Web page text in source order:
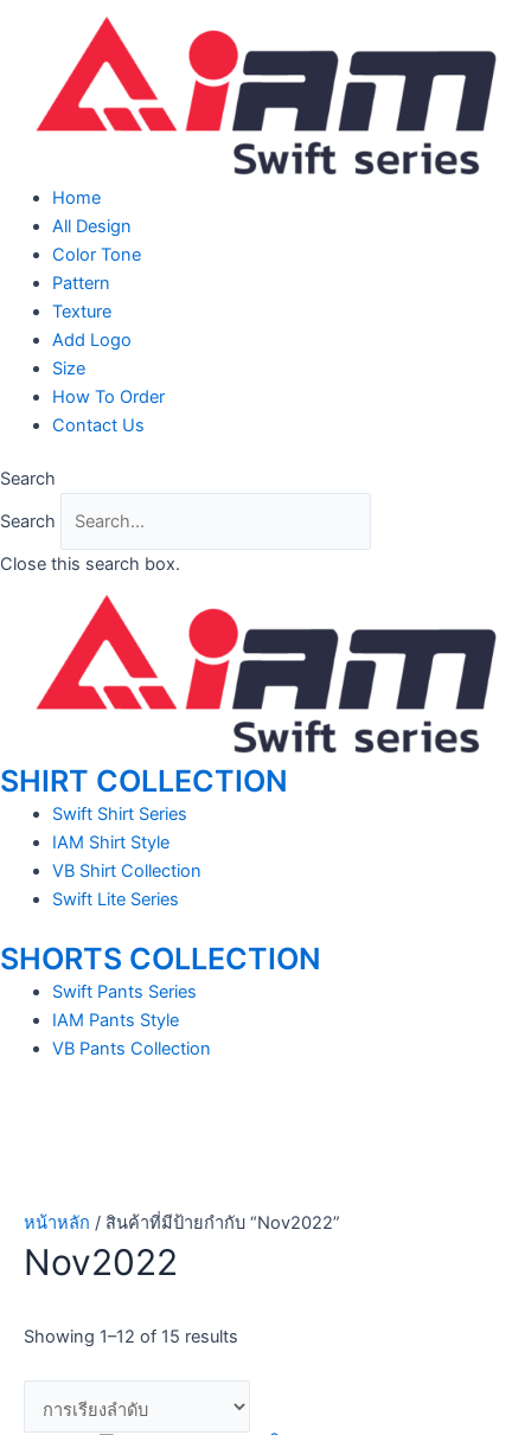
Home
All Design
Color Tone
Pattern
Texture
Add Logo
Size
How To Order
Contact Us
Search
Search
Close this search box.
SHIRT COLLECTION
Swift Shirt Series
IAM Shirt Style
VB Shirt Collection
Swift Lite Series
SHORTS COLLECTION
Swift Pants Series
IAM Pants Style
VB Pants Collection
หน้าหลัก / สินค้าที่มีป้ายกำกับ “Nov2022”
Nov2022
Showing 1–12 of 15 results